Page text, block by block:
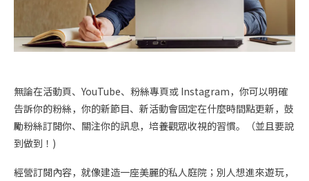
無論在活動頁、YouTube、粉絲專頁或 Instagram，你可以明確
告訴你的粉絲，你的新節目、新活動會固定在什麼時間點更新，鼓
勵粉絲訂閱你、關注你的訊息，培養觀眾收視的習慣。（並且要說
到做到！)
經營訂閱內容，就像建造一座美麗的私人庭院；別人想進來遊玩，